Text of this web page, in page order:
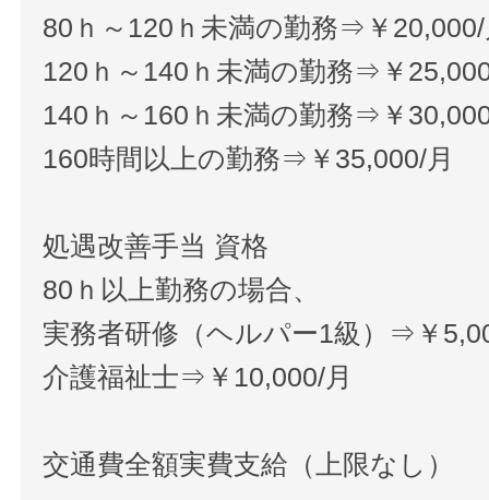
80ｈ～120ｈ未満の勤務⇒￥
120ｈ～140ｈ未満の勤務⇒￥
140ｈ～160ｈ未満の勤務⇒￥
160時間以上の勤務⇒￥35,000/月
処遇改善手当 資格
80ｈ以上勤務の場合、
実務者研修（ヘルパー1級）⇒￥
介護福祉士⇒￥10,000/月
交通費全額実費支給（上限なし）